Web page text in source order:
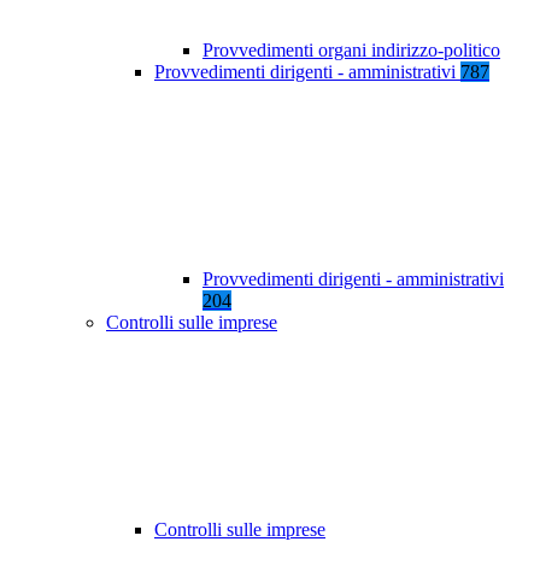
Provvedimenti organi indirizzo-politico
Provvedimenti dirigenti - amministrativi 787
Provvedimenti dirigenti - amministrativi
204
Controlli sulle imprese
Controlli sulle imprese